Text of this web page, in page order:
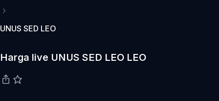
UNUS SED LEO
Harga live UNUS SED LEO LEO